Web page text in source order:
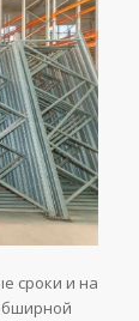
сроки и на